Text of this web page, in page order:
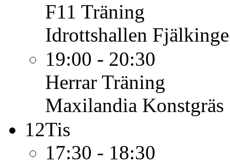
F11 Träning
Idrottshallen Fjälkinge
19:00 - 20:30
Herrar Träning
Maxilandia Konstgräs
12Tis
17:30 - 18:30